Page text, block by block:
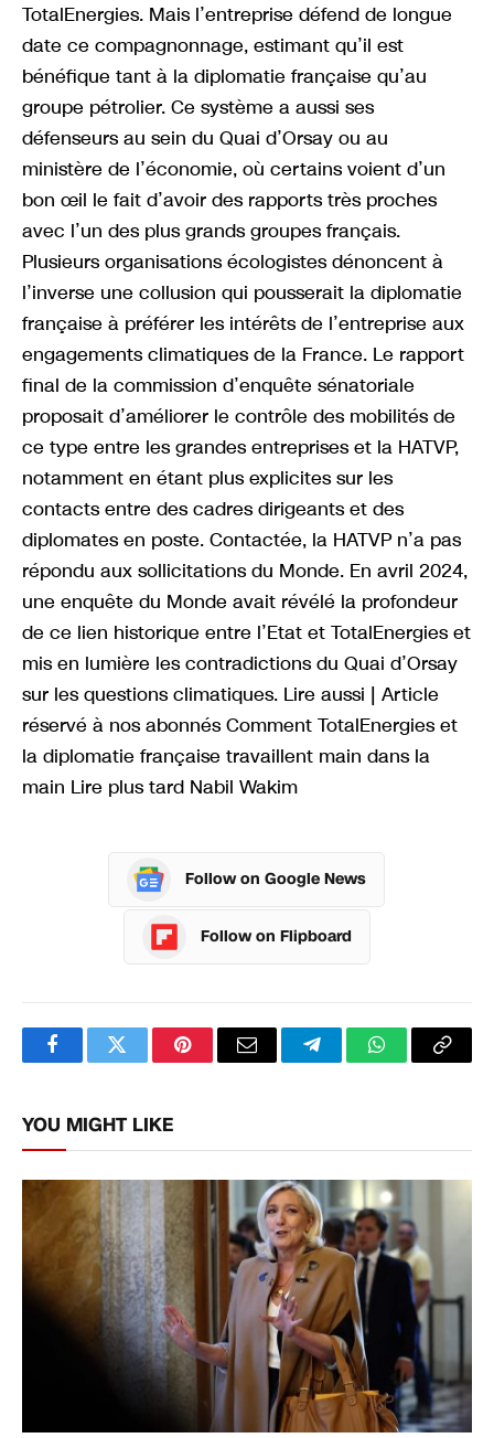
TotalEnergies. Mais l’entreprise défend de longue
date ce compagnonnage, estimant qu’il est
bénéfique tant à la diplomatie française qu’au
groupe pétrolier. Ce système a aussi ses
défenseurs au sein du Quai d’Orsay ou au
ministère de l’économie, où certains voient d’un
bon œil le fait d’avoir des rapports très proches
avec l’un des plus grands groupes français.
Plusieurs organisations écologistes dénoncent à
l’inverse une collusion qui pousserait la diplomatie
française à préférer les intérêts de l’entreprise aux
engagements climatiques de la France. Le rapport
final de la commission d’enquête sénatoriale
proposait d’améliorer le contrôle des mobilités de
ce type entre les grandes entreprises et la HATVP,
notamment en étant plus explicites sur les
contacts entre des cadres dirigeants et des
diplomates en poste. Contactée, la HATVP n’a pas
répondu aux sollicitations du Monde. En avril 2024,
une enquête du Monde avait révélé la profondeur
de ce lien historique entre l’Etat et TotalEnergies et
mis en lumière les contradictions du Quai d’Orsay
sur les questions climatiques. Lire aussi | Article
réservé à nos abonnés Comment TotalEnergies et
la diplomatie française travaillent main dans la
main Lire plus tard Nabil Wakim
Follow on Google News
Follow on Flipboard
FacebookTwitterPinterestEmail TelegramWhatsApp
Copy
YOU MIGHT LIKE